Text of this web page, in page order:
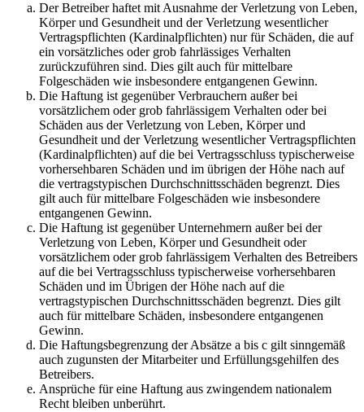
Der Betreiber haftet mit Ausnahme der Verletzung von Leben,
Körper und Gesundheit und der Verletzung wesentlicher
Vertragspflichten (Kardinalpflichten) nur für Schäden, die auf
ein vorsätzliches oder grob fahrlässiges Verhalten
zurückzuführen sind. Dies gilt auch für mittelbare
Folgeschäden wie insbesondere entgangenen Gewinn.
Die Haftung ist gegenüber Verbrauchern außer bei
vorsätzlichem oder grob fahrlässigem Verhalten oder bei
Schäden aus der Verletzung von Leben, Körper und
Gesundheit und der Verletzung wesentlicher Vertragspflichten
(Kardinalpflichten) auf die bei Vertragsschluss typischerweise
vorhersehbaren Schäden und im übrigen der Höhe nach auf
die vertragstypischen Durchschnittsschäden begrenzt. Dies
gilt auch für mittelbare Folgeschäden wie insbesondere
entgangenen Gewinn.
Die Haftung ist gegenüber Unternehmern außer bei der
Verletzung von Leben, Körper und Gesundheit oder
vorsätzlichem oder grob fahrlässigem Verhalten des Betreibers
auf die bei Vertragsschluss typischerweise vorhersehbaren
Schäden und im Übrigen der Höhe nach auf die
vertragstypischen Durchschnittsschäden begrenzt. Dies gilt
auch für mittelbare Schäden, insbesondere entgangenen
Gewinn.
Die Haftungsbegrenzung der Absätze a bis c gilt sinngemäß
auch zugunsten der Mitarbeiter und Erfüllungsgehilfen des
Betreibers.
Ansprüche für eine Haftung aus zwingendem nationalem
Recht bleiben unberührt.